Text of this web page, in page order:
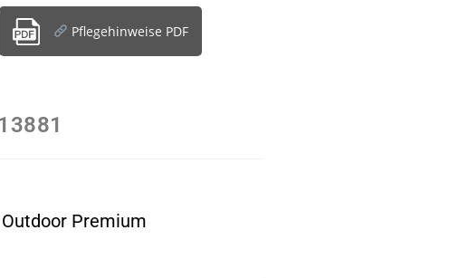
Pflegehinweise PDF
13881
Premium